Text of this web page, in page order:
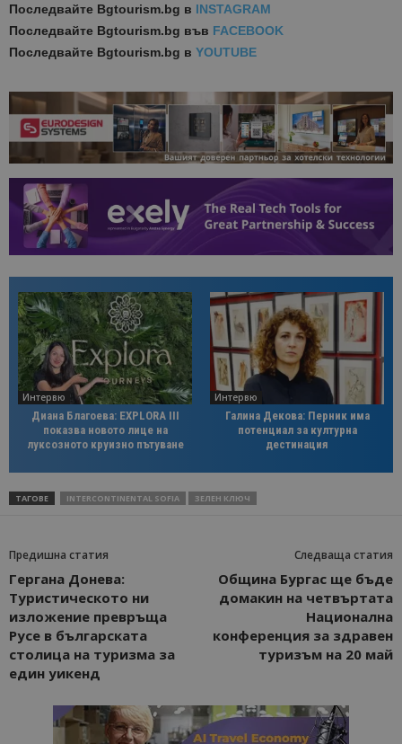
Последвайте Bgtourism.bg в INSTAGRAM
Последвайте Bgtourism.bg във FACEBOOK
Последвайте Bgtourism.bg в YOUTUBE
Интервю
Диана Благоева: EXPLORA III
показва новото лице на
луксозното круизно пътуване
Интервю
Галина Декова: Перник има
потенциал за културна
дестинация
ТАГОВЕ INTERCONTINENTAL SOFIA ЗЕЛЕН КЛЮЧ
Предишна статия
Гергана Донева:
Туристическото ни
изложение превръща
Русе в българската
столица на туризма за
един уикенд
Следваща статия
Община Бургас ще бъде
домакин на четвъртата
Национална
конференция за здравен
туризъм на 20 май